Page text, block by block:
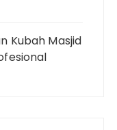
Kubah Masjid